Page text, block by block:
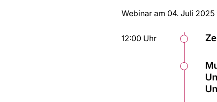
Webinar am 04. Juli
12:00 Uhr